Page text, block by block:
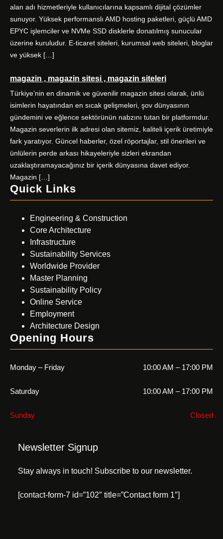
alan adı hizmetleriyle kullanıcılarına kapsamlı dijital çözümler
sunuyor. Yüksek performanslı AMD hosting paketleri, güçlü AMD
EPYC işlemciler ve NVMe SSD disklerle donatılmış sunucular
üzerine kuruludur. E-ticaret siteleri, kurumsal web siteleri, bloglar
ve yüksek […]
magazin , magazin sitesi , magazin siteleri
Türkiye’nin en dinamik ve güvenilir magazin sitesi olarak, ünlü
isimlerin hayatından en sıcak gelişmeleri, şov dünyasının
gündemini ve eğlence sektörünün nabzını tutan bir platformdur.
Magazin severlerin ilk adresi olan sitemiz, kaliteli içerik üretimiyle
fark yaratıyor. Güncel haberler, özel röportajlar, stil önerileri ve
ünlülerin perde arkası hikayeleriyle sizleri ekrandan
uzaklaştıramayacağınız bir içerik dünyasına davet ediyor.
Magazin […]
Quick Links
Engineering & Construction
Core Architecture
Infrastructure
Sustainability Services
Worldwide Provider
Master Planning
Sustainability Policy
Online Service
Employment
Architecture Design
Opening Hours
Monday – Friday 10:00 AM – 17:00 PM
Saturday 10:00 AM – 17:00 PM
Sunday Closed
Newsletter Signup
Stay always in touch! Subscribe to our newsletter.
[contact-form-7 id=”102″ title=”Contact form 1″]